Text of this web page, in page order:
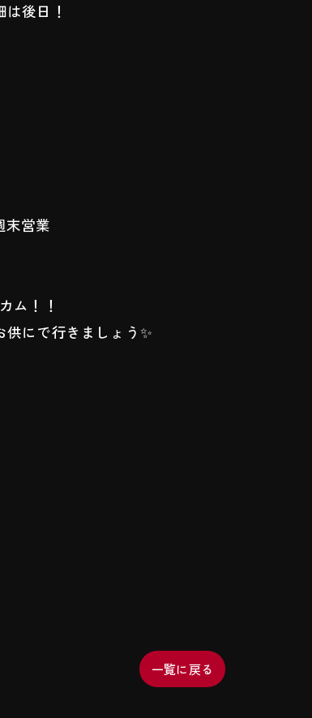
後日！
末営業
ム！！
にで行きましょう✨
一覧に戻る